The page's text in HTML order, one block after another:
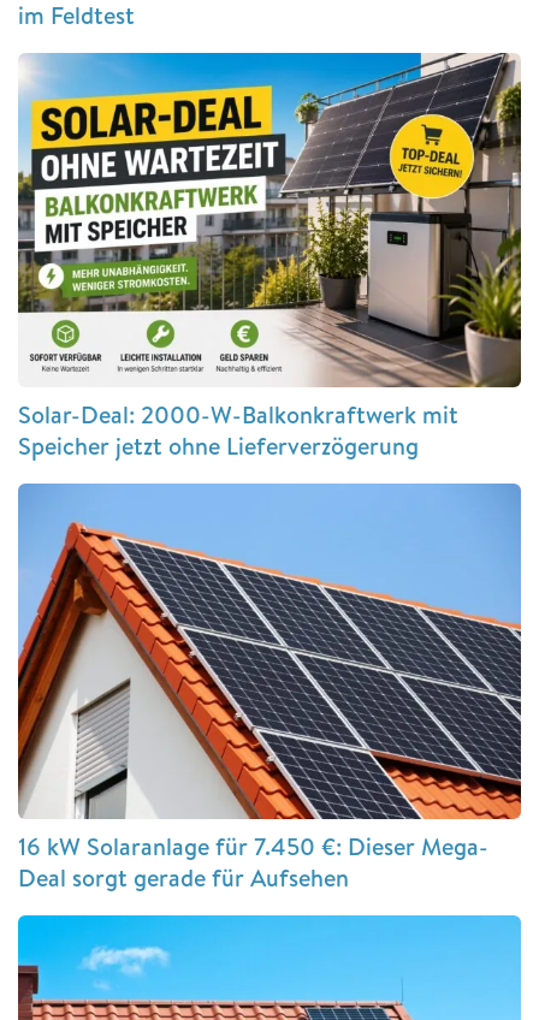
im Feldtest
Solar-Deal: 2000-W-Balkonkraftwerk mit
Speicher jetzt ohne Lieferverzögerung
16 kW Solaranlage für 7.450 €: Dieser Mega-
Deal sorgt gerade für Aufsehen